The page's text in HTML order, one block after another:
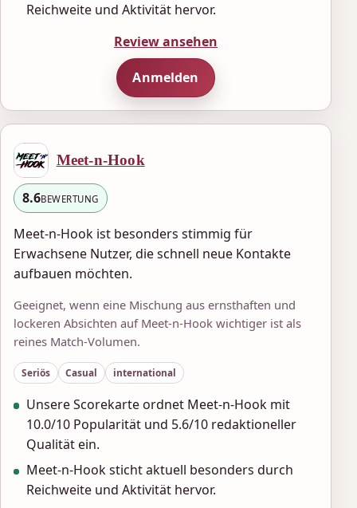
Reichweite und Aktivität hervor.
Review ansehen
Anmelden
Meet-n-Hook
8.6BEWERTUNG
Meet-n-Hook ist besonders stimmig für
Erwachsene Nutzer, die schnell neue Kontakte
aufbauen möchten.
Geeignet, wenn eine Mischung aus ernsthaften und
lockeren Absichten auf Meet-n-Hook wichtiger ist als
reines Match-Volumen.
Seriös Casual international
Unsere Scorekarte ordnet Meet-n-Hook mit
10.0/10 Popularität und 5.6/10 redaktioneller
Qualität ein.
Meet-n-Hook sticht aktuell besonders durch
Reichweite und Aktivität hervor.